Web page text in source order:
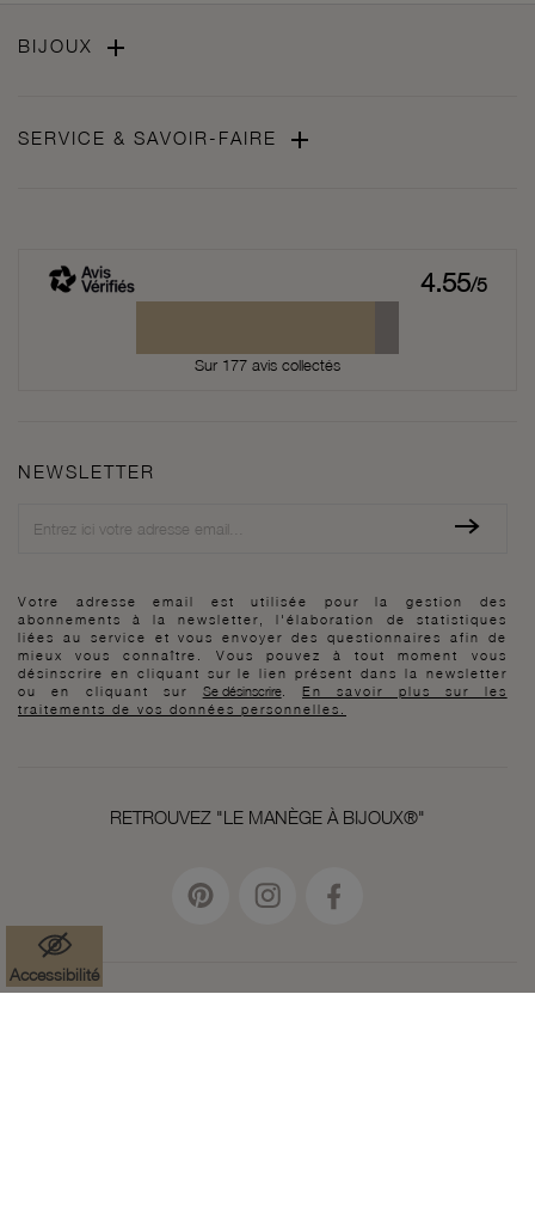
BIJOUX 
SERVICE & SAVOIR-FAIRE 
4.55/5
Sur 177 avis collectés
NEWSLETTER
Votre adresse email est utilisée pour la gestion des
abonnements à la newsletter, l'élaboration de statistiques
liées au service et vous envoyer des questionnaires afin de
mieux vous connaître. Vous pouvez à tout moment vous
désinscrire en cliquant sur le lien présent dans la newsletter
ou en cliquant sur Se désinscrire.En savoir plus sur les
traitements de vos données personnelles.
RETROUVEZ "LE MANÈGE À BIJOUX®"
Accessibilité